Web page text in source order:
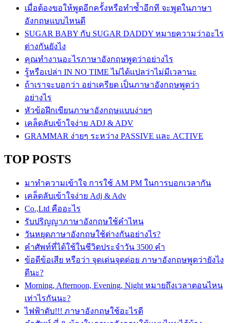
เมื่อต้องขอให้พูดอีกครั้งหรือทำซ้ำอีกที จะพูดในภาษา
อังกฤษแบบไหนดี
SUGAR BABY กับ SUGAR DADDY หมายความว่าอะไร
ต่างกันยังไง
คุณทำงานอะไรภาษาอังกฤษพูดว่าอย่างไร
รู้หรือเปล่า IN NO TIME ไม่ได้แปลว่าไม่มีเวลานะ
ถ้าเราจะบอกว่า อย่าเครียด เป็นภาษาอังกฤษพูดว่า
อย่างไร
หัวข้อฝึกเขียนภาษาอังกฤษแบบง่ายๆ
เคล็ดลับเข้าใจง่าย ADJ & ADV
GRAMMAR ง่ายๆ ระหว่าง PASSIVE และ ACTIVE
TOP POSTS
มาทำความเข้าใจ การใช้ AM PM ในการบอกเวลากัน
เคล็ดลับเข้าใจง่าย Adj & Adv
Co.,Ltd คืออะไร
รับปริญญาภาษาอังกฤษใช้คำไหน
วันหยุดภาษาอังกฤษใช้ต่างกันอย่างไร?
คำศัพท์ที่ได้ใช้ในชีวิตประจำวัน 3500 คำ
ข้อดีข้อเสีย หรือว่า จุดเด่นจุดด่อย ภาษาอังกฤษพูดว่ายังไง
ดีนะ?
Morning, Afternoon, Evening, Night หมายถึงเวลาตอนไหน
เท่าไรกันนะ?
ไฟฟ้าดับ!!! ภาษาอังกฤษใช้อะไรดี